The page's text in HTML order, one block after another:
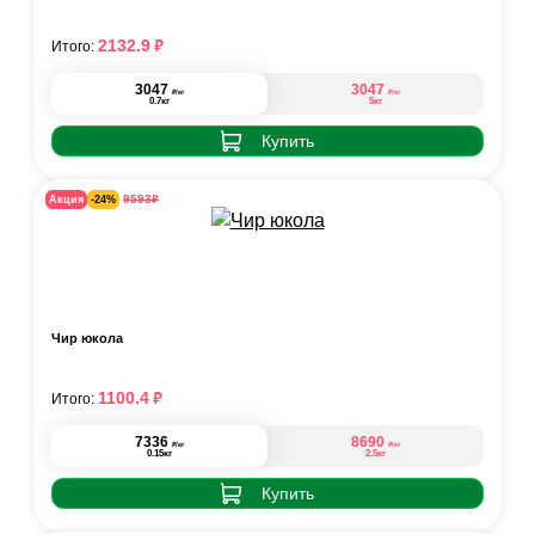
3047 ₽/кг
0.7кг
3047 ₽/кг
5кг
Купить
Итого: 2132.9₽
Акция -24% 9593₽
Чир юкола
7336 ₽/кг
0.15кг
8690 ₽/кг
2.5кг
Купить
Итого: 1100.4₽